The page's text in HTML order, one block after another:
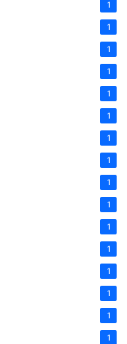
1
1
1
1
1
1
1
1
1
1
1
1
1
1
1
1